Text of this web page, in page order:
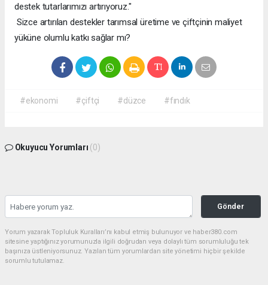
destek tutarlarımızı artırıyoruz."
Sizce artırılan destekler tarımsal üretime ve çiftçinin maliyet
yüküne olumlu katkı sağlar mı?
#ekonomi #çiftçi #düzce #fındık
Okuyucu Yorumları (0)
Gönder
Yorum yazarak Topluluk Kuralları’nı kabul etmiş bulunuyor ve haber380.com
sitesine yaptığınız yorumunuzla ilgili doğrudan veya dolaylı tüm sorumluluğu tek
başınıza üstleniyorsunuz. Yazılan tüm yorumlardan site yönetimi hiçbir şekilde
sorumlu tutulamaz.